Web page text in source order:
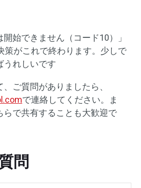
開始できません（コード10）」
策がこれで終わります。少しで
うれしいです
ご質問がありましたら、
で連絡してください。ま
らで共有することも大歓迎で
問